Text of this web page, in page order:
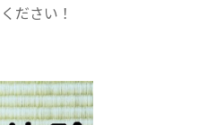
ださい！